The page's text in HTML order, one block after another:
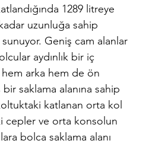
1289 litreye
uzunluğa sahip
Geniş cam alanlar
aydınlık bir iç
arka hem de ön
saklama alanına sahip
katlanan orta kol
cepler ve orta konsolun
bolca saklama alanı